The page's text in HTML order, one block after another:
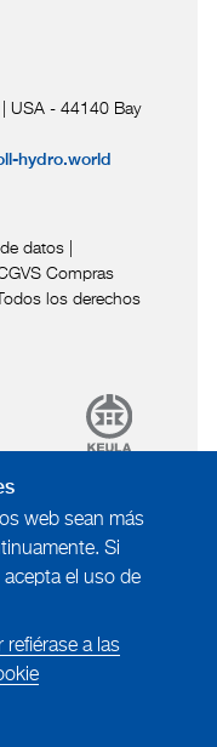
| USA - 44140 Bay
hydro.world
datos |
Compras
los derechos
web sean más
Si
el uso de
refiérase a las